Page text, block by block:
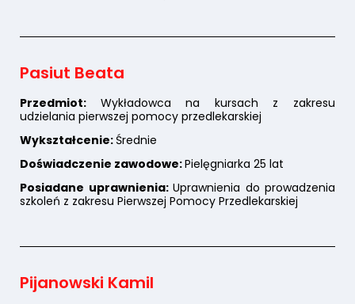
Pasiut Beata
Przedmiot: Wykładowca na kursach z zakresu
udzielania pierwszej pomocy przedlekarskiej
Wykształcenie:Średnie
Doświadczenie zawodowe:Pielęgniarka 25 lat
Posiadane uprawnienia: Uprawnienia do prowadzenia
szkoleń z zakresu Pierwszej Pomocy Przedlekarskiej
Pijanowski Kamil